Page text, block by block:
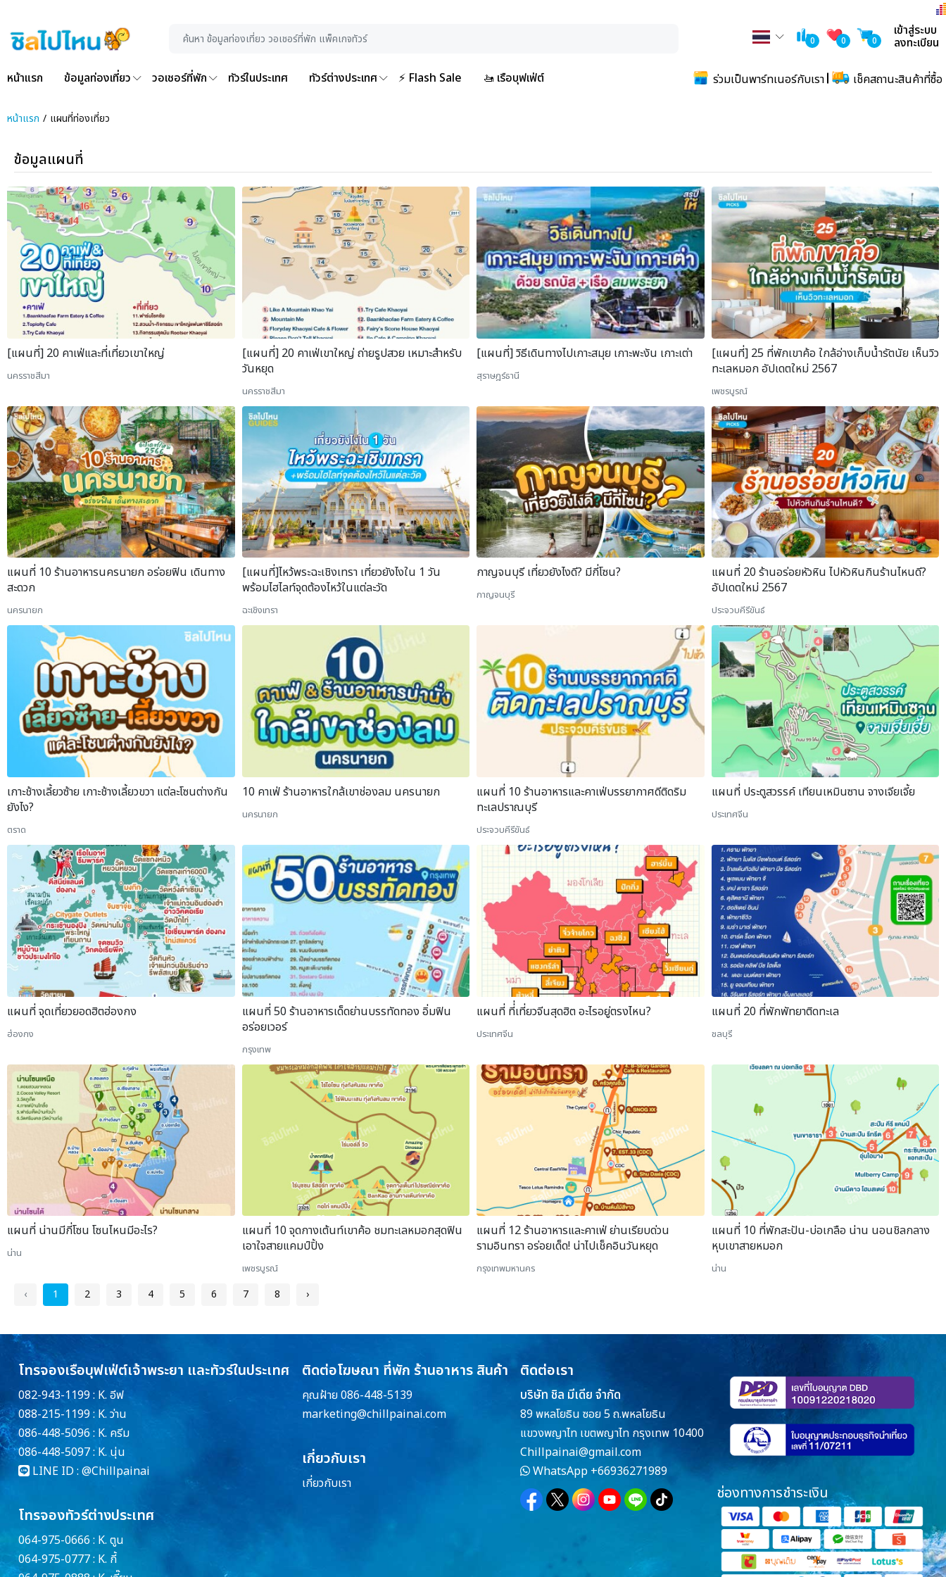
0 0 0
เข้าสู่ระบบ
ลงทะเบียน
หน้าแรก ข้อมูลท่องเที่ยว วอเชอร์ที่พัก ทัวร์ในประเทศ ทัวร์ต่างประเทศ ⚡ Flash Sale 🚤 เรือบุฟเฟ่ต์ ร่วมเป็นพาร์ทเนอร์กับเรา เช็คสถานะสินค้าที่ซื้อ
หน้าแรก แผนที่ท่องเที่ยว
ข้อมูลแผนที่
[แผนที่] 20 คาเฟ่และที่เที่ยวเขาใหญ่
นครราชสีมา
[แผนที่] 20 คาเฟ่เขาใหญ่ ถ่ายรูปสวย เหมาะสำหรับ
วันหยุด
นครราชสีมา
[แผนที่] วิธีเดินทางไปเกาะสมุย เกาะพะงัน เกาะเต่า
สุราษฎร์ธานี
[แผนที่] 25 ที่พักเขาค้อ ใกล้อ่างเก็บน้ำรัตนัย เห็นวิว
ทะเลหมอก อัปเดตใหม่ 2567
เพชรบูรณ์
แผนที่ 10 ร้านอาหารนครนายก อร่อยฟิน เดินทาง
สะดวก
นครนายก
[แผนที่]ไหว้พระฉะเชิงเทรา เที่ยวยังไงใน 1 วัน
พร้อมไฮไลท์จุดต้องไหว้ในแต่ละวัด
ฉะเชิงเทรา
กาญจนบุรี เที่ยวยังไงดี? มีกี่โซน?
กาญจนบุรี
แผนที่ 20 ร้านอร่อยหัวหิน ไปหัวหินกินร้านไหนดี?
อัปเดตใหม่ 2567
ประจวบคีรีขันธ์
เกาะช้างเลี้ยวซ้าย เกาะช้างเลี้ยวขวา แต่ละโซนต่างกัน
ยังไง?
ตราด
10 คาเฟ่ ร้านอาหารใกล้เขาช่องลม นครนายก
นครนายก
แผนที่ 10 ร้านอาหารและคาเฟ่บรรยากาศดีติดริม
ทะเลปราณบุรี
ประจวบคีรีขันธ์
แผนที่ ประตูสวรรค์ เทียนเหมินซาน จางเจียเจี้ย
ประเทศจีน
แผนที่ จุดเที่ยวยอดฮิตฮ่องกง
ฮ่องกง
แผนที่ 50 ร้านอาหารเด็ดย่านบรรทัดทอง อิ่มฟิน
อร่อยเวอร์
กรุงเทพ
แผนที่ ที่่เที่ยวจีนสุดฮิต อะไรอยู่ตรงไหน?
ประเทศจีน
แผนที่ 20 ที่พักพัทยาติดทะเล
ชลบุรี
แผนที่ น่านมีกี่โซน โซนไหนมีอะไร?
น่าน
แผนที่ 10 จุดกางเต้นท์เขาค้อ ชมทะเลหมอกสุดฟิน
เอาใจสายแคมป์ปิ้ง
เพชรบูรณ์
แผนที่ 12 ร้านอาหารและคาเฟ่ ย่านเรียบด่วน
รามอินทรา อร่อยเด็ด! น่าไปเช็คอินวันหยุด
กรุงเทพมหานคร
แผนที่ 10 ที่พักสะปัน-บ่อเกลือ น่าน นอนชิลกลาง
หุบเขาสายหมอก
น่าน
‹ 1 2 3 4 5 6 7 8 ›
โทรจองเรือบุฟเฟ่ต์เจ้าพระยา และทัวร์ในประเทศ
082-943-1199 : K. อีฟ
088-215-1199 : K. ว่าน
086-448-5096 : K. ครีม
086-448-5097 : K. นุ่น
LINE ID : @Chillpainai
โทรจองทัวร์ต่างประเทศ
064-975-0666 : K. ตูน
064-975-0777 : K. กี้
ติดต่อโฆษณา ที่พัก ร้านอาหาร สินค้า
คุณฝ้าย 086-448-5139
marketing@chillpainai.com
เกี่ยวกับเรา
เกี่ยวกับเรา
ติดต่อเรา
บริษัท ชิล มีเดีย จำกัด
89 พหลโยธิน ซอย 5 ถ.พหลโยธิน
แขวงพญาไท เขตพญาไท กรุงเทพ 10400
Chillpainai@gmail.com
WhatsApp +66936271989
ช่องทางการชำระเงิน